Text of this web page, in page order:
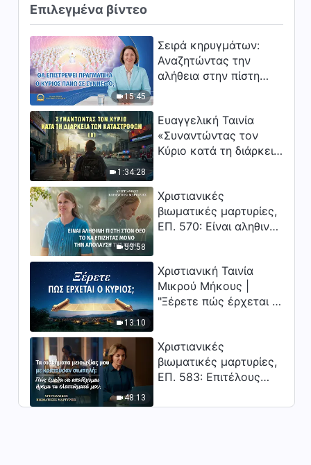
Επιλεγμένα βίντεο
15:45
Σειρά κηρυγμάτων:
Αναζητώντας την
αλήθεια στην πίστη
πάνω σε σύννεφο;»
1:34:28
Ευαγγελική Ταινία
«Συναντώντας τον
Κύριο κατά τη διάρκεια
«περίοδο μαζικής
εξαφάνισης». Οι
καταστροφές χτυπούν.
ανθρωπότητα. Έχεις
βρει τρόπο να
επιβιώσεις;
53:58
Χριστιανικές
βιωματικές μαρτυρίες,
ΕΠ. 570: Είναι αληθινή
απόλαυση της χάρης;
13:10
Χριστιανική Ταινία
Μικρού Μήκους |
"Ξέρετε πώς έρχεται ο
48:13
Χριστιανικές
βιωματικές μαρτυρίες,
ΕΠ. 583: Επιτέλους
κατωτερότητας